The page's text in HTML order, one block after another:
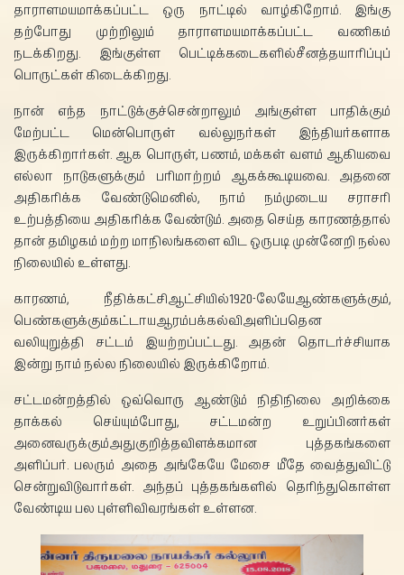
தாராளமயமாக்கப்பட்ட ஒரு நாட்டில் வாழ்கிறோம். இங்கு
தற்போது முற்றிலும் தாராளமயமாக்கப்பட்ட வணிகம்
நடக்கிறது. இங்குள்ள பெட்டிக்கடைகளில்சீனத்தயாரிப்புப்
பொருட்கள் கிடைக்கிறது.
நான் எந்த நாட்டுக்குச்சென்றாலும் அங்குள்ள பாதிக்கும்
மேற்பட்ட மென்பொருள் வல்லுநர்கள் இந்தியர்களாக
இருக்கிறார்கள். ஆக பொருள், பணம், மக்கள் வளம் ஆகியவை
எல்லா நாடுகளுக்கும் பரிமாற்றம் ஆகக்கூடியவை. அதனை
அதிகரிக்க வேண்டுமெனில், நாம் நம்முடைய சராசரி
உற்பத்தியை அதிகரிக்க வேண்டும். அதை செய்த காரணத்தால்
தான் தமிழகம் மற்ற மாநிலங்களை விட ஒருபடி முன்னேறி நல்ல
நிலையில் உள்ளது.
காரணம், நீதிக்கட்சிஆட்சியில்1920-லேயேஆண்களுக்கும்,
பெண்களுக்கும்கட்டாயஆரம்பக்கல்விஅளிப்பதென
வலியுறுத்தி சட்டம் இயற்றப்பட்டது. அதன் தொடர்ச்சியாக
இன்று நாம் நல்ல நிலையில் இருக்கிறோம்.
சட்டமன்றத்தில் ஒவ்வொரு ஆண்டும் நிதிநிலை அறிக்கை
தாக்கல் செய்யும்போது, சட்டமன்ற உறுப்பினர்கள்
அனைவருக்கும்அதுகுறித்தவிளக்கமான புத்தகங்களை
அளிப்பர். பலரும் அதை அங்கேயே மேசை மீதே வைத்துவிட்டு
சென்றுவிடுவார்கள். அந்தப் புத்தகங்களில் தெரிந்துகொள்ள
வேண்டிய பல புள்ளிவிவரங்கள் உள்ளன.